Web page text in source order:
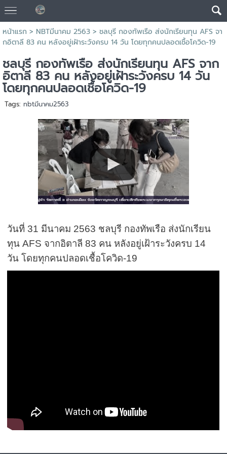
หน้าแรก > NBTมีนาคม 2563 > ชลบุรี กองทัพเรือ ส่งนักเรียนทุน AFS จา
กอิตาลี 83 คน หลังอยู่เฝ้าระวังครบ 14 วัน โดยทุกคนปลอดเชื้อโควิด-19
ชลบุรี กองทัพเรือ ส่งนักเรียนทุน AFS จาก
อิตาลี 83 คน หลังอยู่เฝ้าระวังครบ 14 วัน
โดยทุกคนปลอดเชื้อโควิด-19
Tags: nbtมีนาคม2563
วันที่ 31 มีนาคม 2563 ชลบุรี กองทัพเรือ ส่งนักเรียน
ทุน AFS จากอิตาลี 83 คน หลังอยู่เฝ้าระวังครบ 14
วัน โดยทุกคนปลอดเชื้อโควิด-19